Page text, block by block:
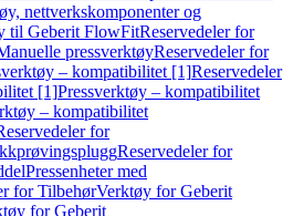
nettverkskomponenter og
til Geberit FlowFitReservedeler for
pressverktøyReservedeler for
– kompatibilitet [1]Reservedeler
[1]Pressverktøy – kompatibilitet
– kompatibilitet
for
Reservedeler for
Pressenheter med
for TilbehørVerktøy for Geberit
for Geberit